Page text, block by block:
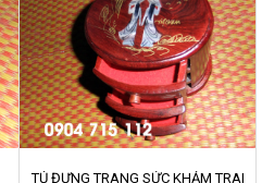
TỦ ĐỰNG TRANG SỨC KHẢM TRAI